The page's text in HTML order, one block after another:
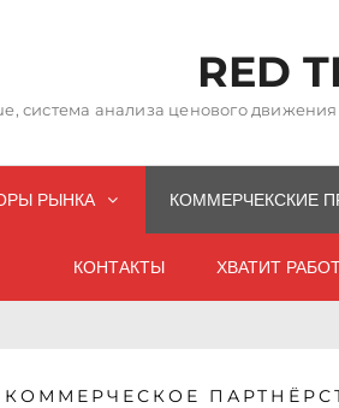
RED
система анализа ценового
РЫНКА КОММЕРЧЕКСКИЕ
КОНТАКТЫ ХВАТИТ
КОММЕРЧЕСКОЕ